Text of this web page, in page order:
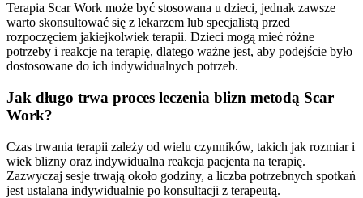
Terapia Scar Work może być stosowana u dzieci, jednak zawsze
warto skonsultować się z lekarzem lub specjalistą przed
rozpoczęciem jakiejkolwiek terapii. Dzieci mogą mieć różne
potrzeby i reakcje na terapię, dlatego ważne jest, aby podejście było
dostosowane do ich indywidualnych potrzeb.
Jak długo trwa proces leczenia blizn metodą Scar
Work?
Czas trwania terapii zależy od wielu czynników, takich jak rozmiar i
wiek blizny oraz indywidualna reakcja pacjenta na terapię.
Zazwyczaj sesje trwają około godziny, a liczba potrzebnych spotkań
jest ustalana indywidualnie po konsultacji z terapeutą.